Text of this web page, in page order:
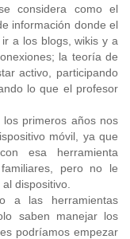
considera como el
información donde el
a los blogs, wikis y a
la teoría de
activo, participando
lo que el profesor
primeros años nos
móvil, ya que
esa herramienta
pero no le
dispositivo.
a las herramientas
saben manejar los
podríamos empezar